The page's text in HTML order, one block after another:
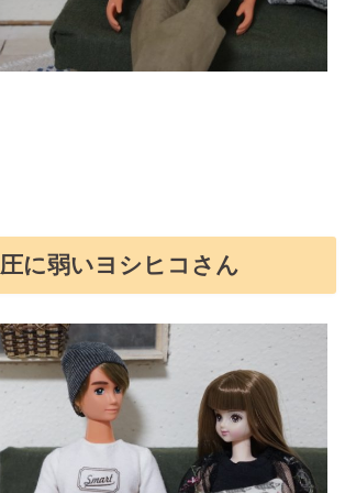
圧に弱いヨシヒコさん